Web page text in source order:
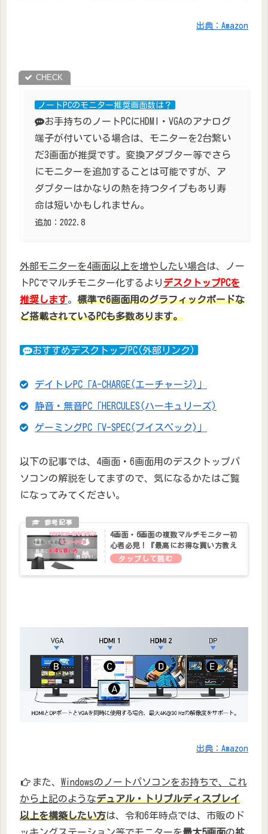
出典：Amazon
ノートPCのモニター推奨画面数は？
お手持ちのノートPCにHDMI・VGAのアナログ
端子が付いている場合は、モニターを2台繋い
だ3画面が推奨です。変換アダプター等でさら
にモニターを追加することは可能ですが、ア
ダプターはかなりの熱を持つタイプもあり寿
命は短いかもしれません。
追加：2022.8
外部モニターを4画面以上を増やしたい場合は、ノー
トPCでマルチモニター化するより デスクトップPCを
推奨します。 標準で6画面用のグラフィックボードな
ど搭載されているPCも多数あります。
おすすめデスクトップPC(外部リンク)
デイトレPC「A-CHARGE(エーチャージ)」
静音・無音PC「HERCULES(ハーキュリーズ)
ゲーミングPC「V-SPEC(ブイスペック)」
以下の記事では、4画面・6画面用のデスクトップパ
ソコンの解説をしてますので、気になるかたはご覧
になってみてください。
4画面・6画面の複数マルチモニター初
心者必見！『最高にお得な買い方教え
ます！』
出典：Amazon
また、 Windowsのノートパソコンをお持ちで、これ
から上記のようなデュアル・トリプルディスプレイ
以上を構築したい方は、令和6年時点では、市販のド